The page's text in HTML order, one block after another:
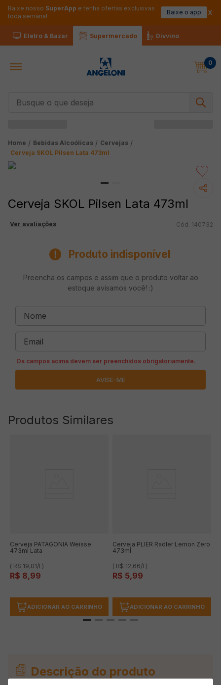
Baixe nosso SuperApp e tenha ofertas exclusivas
toda semana!
Baixe o app
Eletro & Bazar Supermercado Divvino
0
Bebidas Alcoólicas
Cervejas
Cerveja SKOL Pilsen Lata 473ml
Cerveja SKOL Pilsen Lata 473ml
Ver avaliações 140732
Produto indisponível
Preencha os campos e assim que o produto voltar ao
estoque avisamos você! :)
Produtos Similares
Cerveja PATAGONIA Weisse
473ml Lata
( R$ 19,01/l )
R$ 8,99
ADICIONAR AO CARRINHO
Cerveja PLIER Radler Lemon Zero
473ml
( R$ 12,66/l )
R$ 5,99
ADICIONAR AO CARRINHO
Descrição do produto